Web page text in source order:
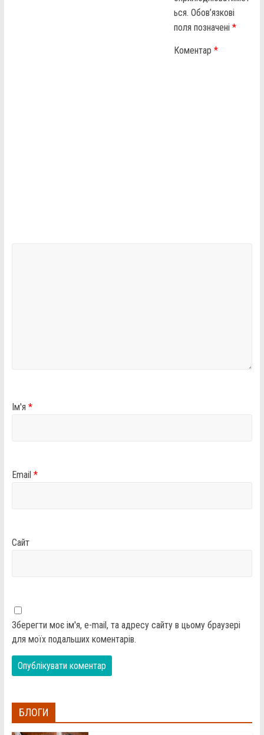
ься. Обов’язкові
поля позначені*
Коментар*
Ім'я *
Email *
Сайт
Зберегти моє ім'я, e-mail, та адресу сайту в цьому браузері
для моїх подальших коментарів.
БЛОГИ